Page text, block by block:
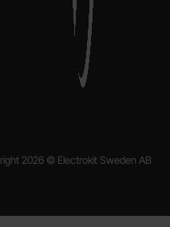
2026 © Electrokit Sweden AB